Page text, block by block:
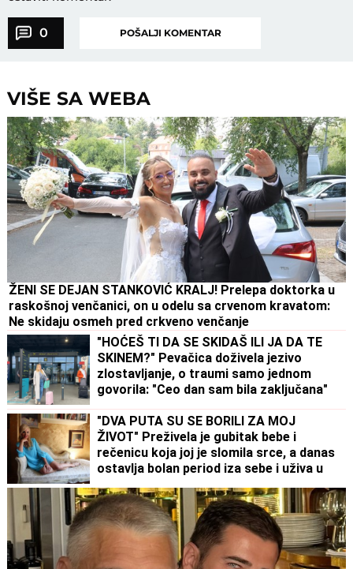
0 POŠALJI KOMENTAR
VIŠE SA WEBA
ŽENI SE DEJAN STANKOVIĆ KRALJ! Prelepa doktorka u
raskošnoj venčanici, on u odelu sa crvenom kravatom:
Ne skidaju osmeh pred crkveno venčanje
"HOĆEŠ TI DA SE SKIDAŠ ILI JA DA TE
SKINEM?" Pevačica doživela jezivo
zlostavljanje, o traumi samo jednom
govorila: "Ceo dan sam bila zaključana"
"DVA PUTA SU SE BORILI ZA MOJ
ŽIVOT" Preživela je gubitak bebe i
rečenicu koja joj je slomila srce, a danas
ostavlja bolan period iza sebe i uživa u
ulozi bake